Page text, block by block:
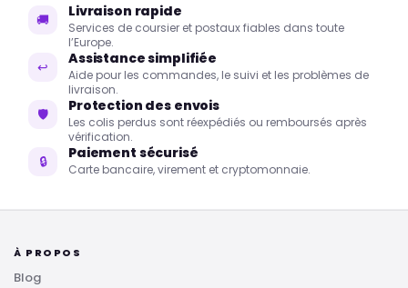
🚚 Livraison rapide
Services de coursier et postaux fiables dans toute
l’Europe.
↩ Assistance simplifiée
Aide pour les commandes, le suivi et les problèmes de
livraison.
🛡 Protection des envois
Les colis perdus sont réexpédiés ou remboursés après
vérification.
🔒 Paiement sécurisé
Carte bancaire, virement et cryptomonnaie.
À PROPOS
Blog